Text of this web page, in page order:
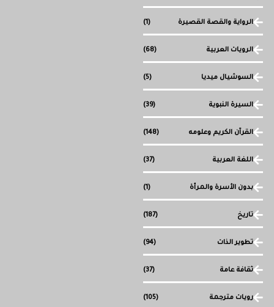
الرواية والقصة القصيرة (1)
الرويات العربية (68)
السوشيال ميديا (5)
السيرة النبوية (39)
القرآن الكريم وعلومه (148)
اللغة العربية (37)
بدون الأسرة والمرأة (1)
تاريخ (187)
تطوير الذات (94)
ثقافة عامة (37)
رويات مترجمة (105)